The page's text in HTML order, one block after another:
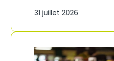
a
e
o
u
n
i
e
31 juillet 2026